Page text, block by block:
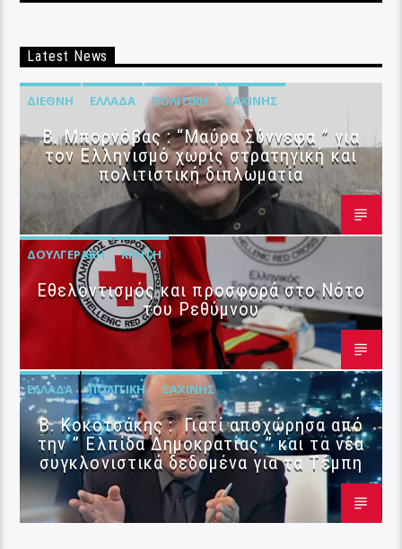
Latest News
ΔΙΕΘΝΉ ΕΛΛΆΔΑ ΠΟΛΙΤΙΚΉ ΣΑΧΊΝΗΣ
B. Μπορνόβας : “Μαύρα Σύννεφα ” για
τον Ελληνισμό χωρίς στρατηγική και
πολιτιστική διπλωματία
ΔΟΥΛΓΕΡΆΚΗ ΚΡΉΤΗ
Εθελοντισμός και προσφορά στο Νότο
του Ρεθύμνου
ΕΛΛΆΔΑ ΠΟΛΙΤΙΚΉ ΣΑΧΊΝΗΣ
Β. Κοκοτσάκης : Γιατί αποχώρησα από
την ” Ελπίδα Δημοκρατίας ” και τα νέα
συγκλονιστικά δεδομένα για τα Τέμπη